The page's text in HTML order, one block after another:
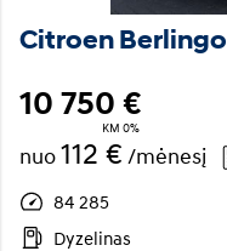
Citroen Berlingo
10 750 €
KM 0%
nuo112 € /mėnesį
84 285
Dyzelinas